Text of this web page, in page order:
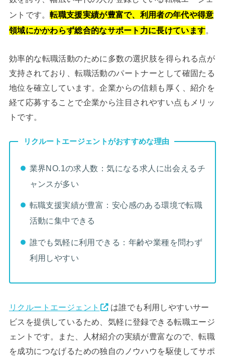
ントです。転職支援実績が豊富で、利用者の年代や得意
領域にかかわらず総合的なサポート力に長けています。
効率的な転職活動のために多数の選択肢を得られる点が
支持されており、転職活動のパートナーとして確固たる
地位を確立しています。企業からの信頼も厚く、紹介を
経て応募することで企業から注目されやすい点もメリッ
トです。
リクルートエージェントがおすすめな理由
業界NO.1の求人数：気になる求人に出会えるチ
ャンスが多い
転職支援実績が豊富：安心感のある環境で転職
活動に集中できる
誰でも気軽に利用できる：年齢や業種を問わず
利用しやすい
リクルートエージェント
は誰でも利用しやすいサー
ビスを提供しているため、気軽に登録できる転職エージ
ェントです。また、人材紹介の実績が豊富なので、転職
を成功につなげるための独自のノウハウを駆使してサポ